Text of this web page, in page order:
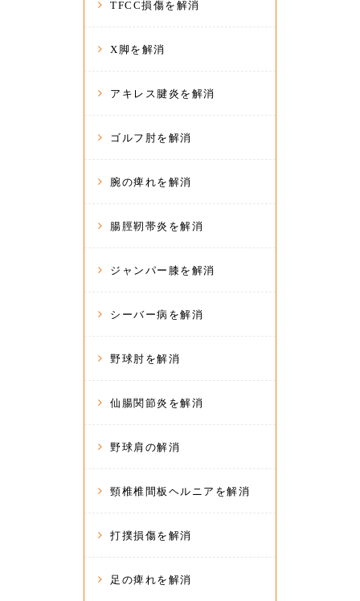
TFCC損傷を解消
X脚を解消
アキレス腱炎を解消
ゴルフ肘を解消
腕の痺れを解消
腸脛靭帯炎を解消
ジャンパー膝を解消
シーバー病を解消
野球肘を解消
仙腸関節炎を解消
野球肩の解消
頸椎椎間板ヘルニアを解消
打撲損傷を解消
足の痺れを解消